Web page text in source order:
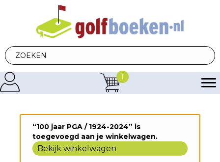
1
“100 jaar PGA / 1924-2024” is
toegevoegd aan je winkelwagen.
Bekijk winkelwagen